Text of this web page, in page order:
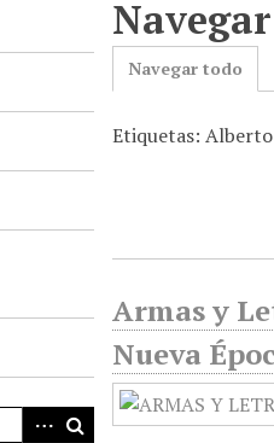
Navegar todo
Etiquetas:
Armas y
Nueva